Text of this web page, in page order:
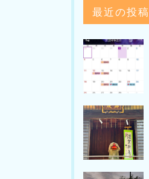
最近の投稿